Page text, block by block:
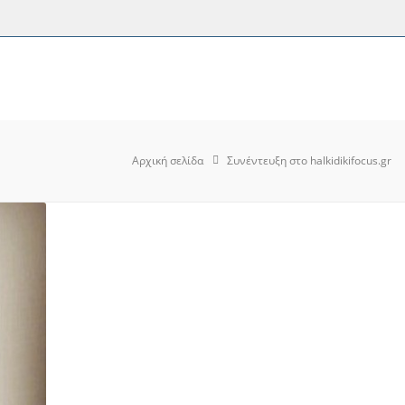
Αρχική σελίδα Συνέντευξη στο halkidikifocus.gr